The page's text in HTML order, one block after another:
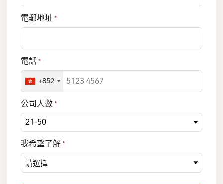
電郵地址*
電話*
+852
公司人數*
我希望了解*